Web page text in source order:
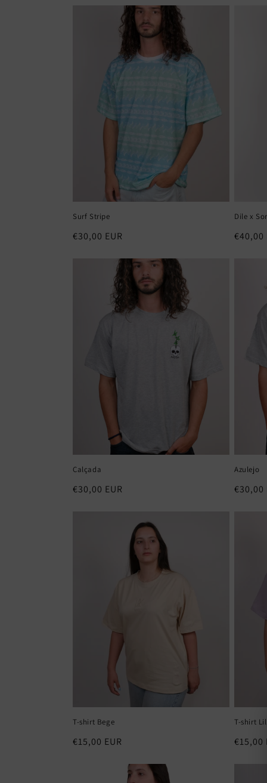
Surf Stripe
Preço
€30,00 EUR
Dile x
Preço
€40,00
Calçada
Preço
€30,00 EUR
Azulejo
Preço
€30,00
T-shirt Bege
Preço
€15,00 EUR
T-shirt
Preço
€15,00